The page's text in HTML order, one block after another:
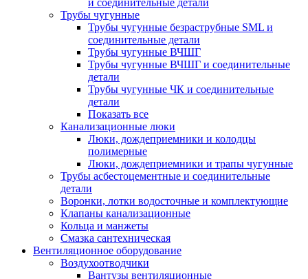
и соединительные детали
Трубы чугунные
Трубы чугунные безраструбные SML и
соединительные детали
Трубы чугунные ВЧШГ
Трубы чугунные ВЧШГ и соединительные
детали
Трубы чугунные ЧК и соединительные
детали
Показать все
Канализационные люки
Люки, дождеприемники и колодцы
полимерные
Люки, дождеприемники и трапы чугунные
Трубы асбестоцементные и соединительные
детали
Воронки, лотки водосточные и комплектующие
Клапаны канализационные
Кольца и манжеты
Смазка сантехническая
Вентиляционное оборудование
Воздухоотводчики
Вантузы вентиляционные